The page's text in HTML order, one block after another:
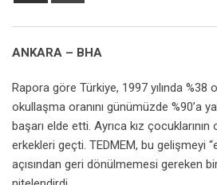
ANKARA – BHA
Rapora göre Türkiye, 1997 yılında
okullaşma oranını günümüzde %90’a
başarı elde etti. Ayrıca kız
erkekleri geçti. TEDMEM, bu gelişmeyi
açısından geri dönülmemesi gereken